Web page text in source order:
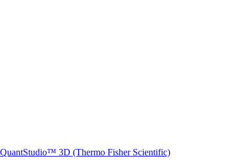
3D (Thermo Fisher Scientific)